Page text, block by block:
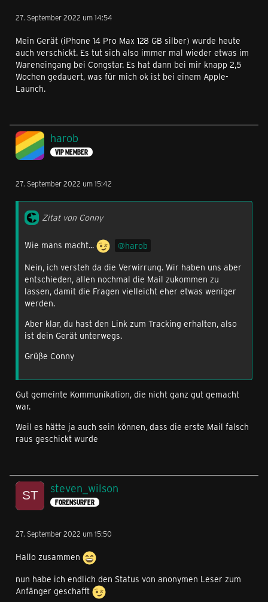
27. September 2022 um 14:54
Mein Gerät (iPhone 14 Pro Max 128 GB silber) wurde heute
auch verschickt. Es tut sich also immer mal wieder etwas im
Wareneingang bei Congstar. Es hat dann bei mir knapp 2,5
Wochen gedauert, was für mich ok ist bei einem Apple-
Launch.
harob
VIP MEMBER
27. September 2022 um 15:42
Zitat von Conny
Wie mans macht...
harob
Nein, ich versteh da die Verwirrung. Wir haben uns aber
entschieden, allen nochmal die Mail zukommen zu
lassen, damit die Fragen vielleicht eher etwas weniger
werden.
Aber klar, du hast den Link zum Tracking erhalten, also
ist dein Gerät unterwegs.
Grüße Conny
Gut gemeinte Kommunikation, die nicht ganz gut gemacht
war.
Weil es hätte ja auch sein können, dass die erste Mail falsch
raus geschickt wurde
steven_wilson
FORENSURFER
27. September 2022 um 15:50
Hallo zusammen
nun habe ich endlich den Status von anonymen Leser zum
Anfänger geschafft